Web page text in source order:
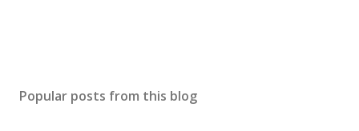
s
Popular posts from this blog